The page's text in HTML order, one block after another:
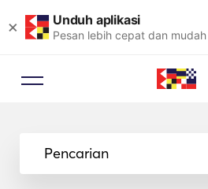
× Unduh aplikasi
Pesan lebih cepat dan mudah
Pencarian